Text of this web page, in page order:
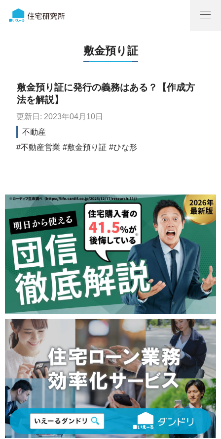
敷金預り証
敷金預り証に発行の義務はある？【作成方
法を解説】
更新日: 2023年04月10日
不動産
不動産営業
敷金預り証 ひな形